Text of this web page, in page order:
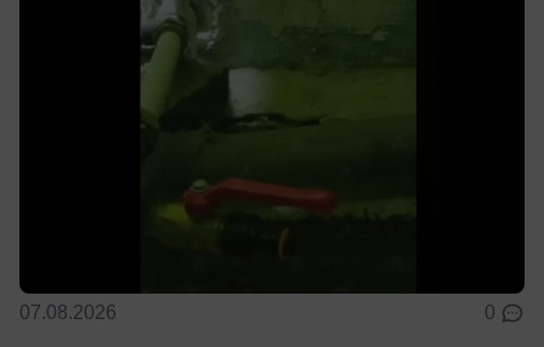
07.08.2026 0